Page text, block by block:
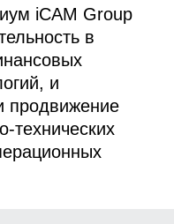
iCAM Group
в
и
продвижение
технических